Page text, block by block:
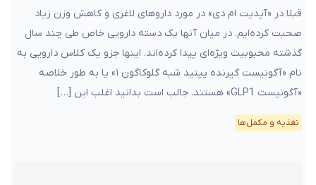
قبلا در «آپدیت ام دی» در مورد داروهای لاغری و کاهش وزن زیاد
صحبت کرده‌ایم. در میان آنها یک دسته دارویی خاص طی چند سال
گذشته محبوبیت ویژه‌ای پیدا کرده‌اند. اینها جزو یک کلاس دارویی به
نام «آگونیست گیرنده پپتید شبه گلوکاگون ۱» یا به طور خلاصه
«آگونیست GLP1» هستند. جالب است بدانید اغلب این […]
تغذیه و مکمل‌ها